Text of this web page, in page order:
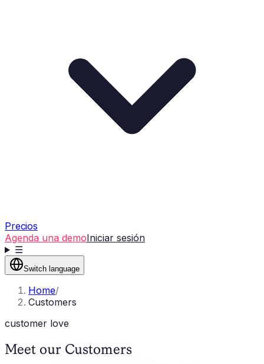
Precios
Agenda una demoIniciar sesión
☰
Switch language
Home/
Customers
customer love
Meet our Customers